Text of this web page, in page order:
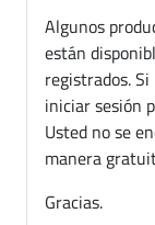
Algunos
están
registrados.
iniciar sesión
Usted no se
manera
Gracias.